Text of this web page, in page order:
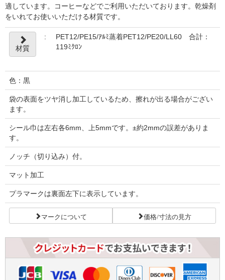
適しています。コーヒーなどでご利用いただいております。乾燥剤
をいれてお使いいただける材質です。
材質
:
PET12/PE15/ｱﾙﾐ蒸着PET12/PE20/LL60 合計：
119ﾐｸﾛﾝ
色：黒
袋の表面をツヤ消し加工しているため、擦れが出る場合がござい
ます。
シール巾は左右各6mm、上5mmです。±約2mmの誤差がありま
す。
ノッチ（切り込み）付。
マット加工
プラマークは裏面左下に表示しています。
マークについて 価格/寸法の見方